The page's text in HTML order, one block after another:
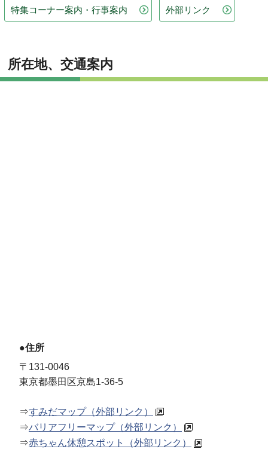
特集コーナー案内・行事案内 外部リンク
所在地、交通案内
●住所
〒131-0046
東京都墨田区京島1-36-5
⇒すみだマップ（外部リンク）
⇒バリアフリーマップ（外部リンク）
⇒赤ちゃん休憩スポット（外部リンク）